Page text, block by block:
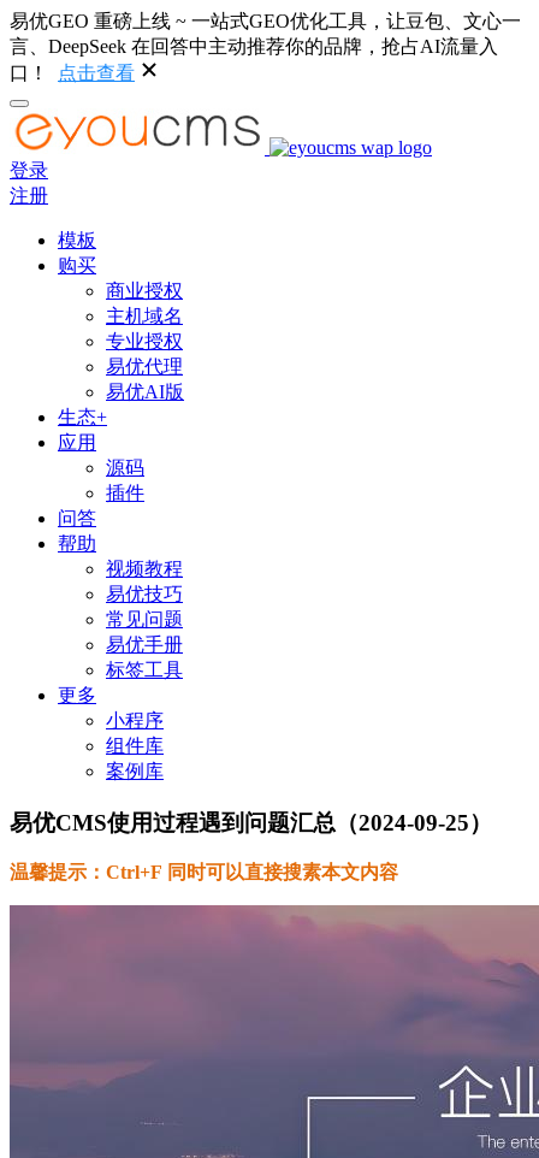
易优GEO 重磅上线 ~ 一站式GEO优化工具，让豆包、文心一
言、DeepSeek 在回答中主动推荐你的品牌，抢占AI流量入
口！
点击查看
登录
注册
模板
购买
商业授权
主机域名
专业授权
易优代理
易优AI版
生态+
应用
源码
插件
问答
帮助
视频教程
易优技巧
常见问题
易优手册
标签工具
更多
小程序
组件库
案例库
易优CMS使用过程遇到问题汇总（2024-09-25）
温馨提示：Ctrl+F 同时可以直接搜素本文内容